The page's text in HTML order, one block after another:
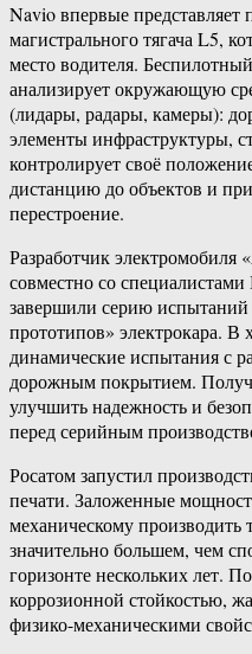
Navio впервые представляет
магистрального тягача L5,
место водителя.
анализирует окружающую
(лидары, радары, камеры):
элементы инфраструктуры,
контролирует своё
дистанцию до объектов и
перестроение.
Разработчик
совместно со
завершили серию
прототипов» электрокара. В
динамические испытания с
дорожным покрытием.
улучшить надежность и
перед серийным
Росатом запустил
печати. Заложенные
механическому
значительно большем, чем
горизонте нескольких лет.
коррозионной стойкостью,
физико-механическими